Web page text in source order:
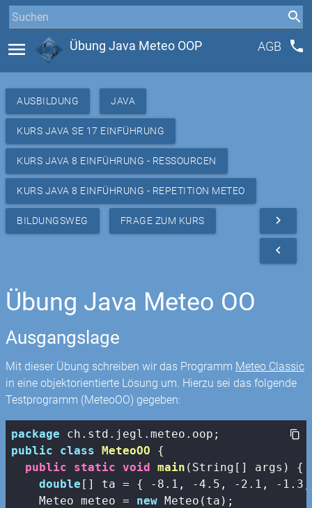
menu Übung Java Meteo OOP AGB phone
AUSBILDUNG JAVA
KURS JAVA SE 17 EINFÜHRUNG
KURS JAVA 8 EINFÜHRUNG - RESSOURCEN
KURS JAVA 8 EINFÜHRUNG - REPETITION METEO
BILDUNGSWEG FRAGE ZUM KURS navigate_next
navigate_before
Übung Java Meteo OO
Ausgangslage
Mit dieser Übung schreiben wir das Programm Meteo Classic
in eine objektorientierte Lösung um. Hierzu sei das folgende
Testprogramm (MeteoOO) gegeben:
package
public
class MeteoOO
{
public
static void main (String[] args)
{
double [] ta = { - 8.1 , -4.5 , - 2.1 , - 1.3
    Meteo meteo =
new Meteo(ta);